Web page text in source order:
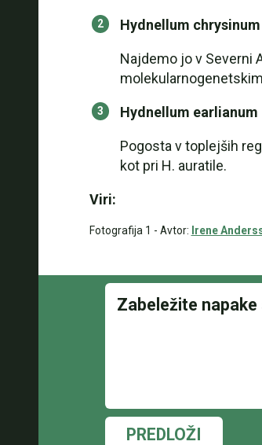
Hydnellum chrysinum
Najdemo jo v Severni
Hydnellum earlianum
Pogosta v toplejših
kot pri H. auratile.
Viri:
Fotografija 1 - Avtor: Irene
PREDLOŽI